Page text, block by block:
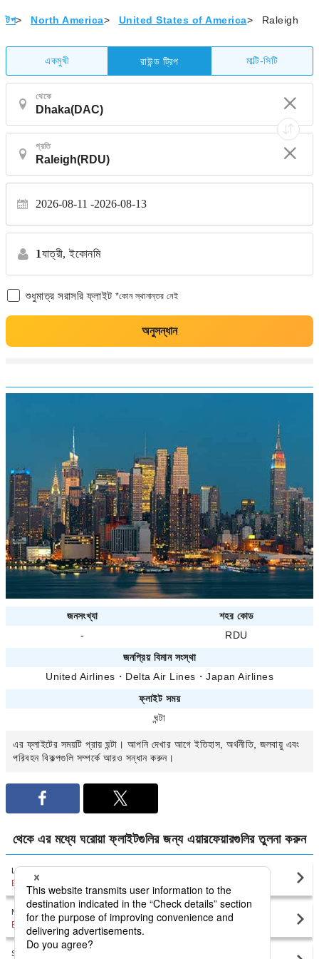
টপ> North America> United States of America> Raleigh
একমুখী রাউন্ড ট্রিপ মাল্টি-সিটি
থেকে
প্রতি
2026-08-11 2026-08-13
1যাত্রী, ইকোনমি
শুধুমাত্র সরাসরি ফ্লাইট *কোন স্থানান্তর নেই
অনুসন্ধান
জনসংখ্যা
শহর কোড
-
RDU
জনপ্রিয় বিমান সংস্থা
United Airlines ・ Delta Air Lines ・ Japan Airlines
ফ্লাইট সময়
ঘন্টা
এর ফ্লাইটের সময়টি প্রায় ঘন্টা। আপনি দেখার আগে ইতিহাস, অর্থনীতি, জলবায়ু এবং
পরিবহন বিকল্পগুলি সম্পর্কে আরও সন্ধান করুন।
থেকে এর মধ্যে ঘরোয়া ফ্লাইটগুলির জন্য এয়ারফেয়ারগুলির তুলনা করুন
Los Angeles
BDT1,573,913
New York Raleigh(RDU)
BDT31,628〜
San Francisco